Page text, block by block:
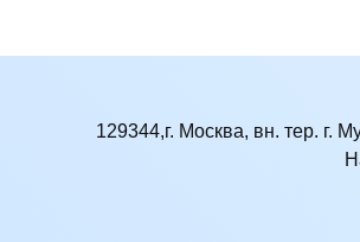
129344,г. Москва, вн. тер. г.